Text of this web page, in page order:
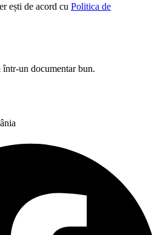
ești de acord cu Politica de
un documentar bun.